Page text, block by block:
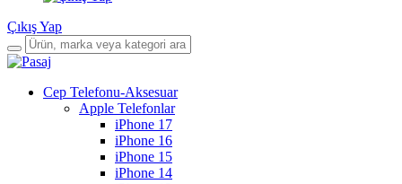
Çıkış Yap
Cep Telefonu-Aksesuar
Apple Telefonlar
iPhone 17
iPhone 16
iPhone 15
iPhone 14